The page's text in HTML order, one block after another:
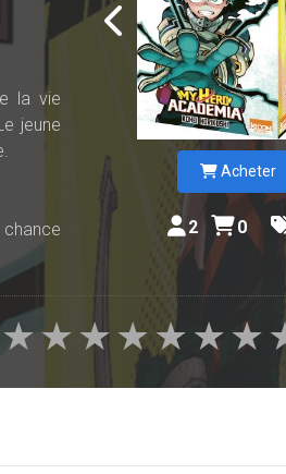
la vie
jeune
Acheter
2 0
★
★
★
★
★
★
★